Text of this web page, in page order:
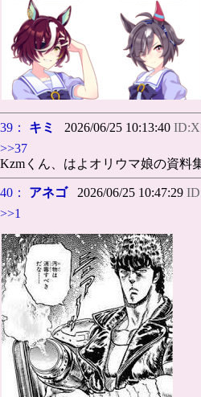
39： キミ 2026/06/25 10:13:40
>>37
Kzmくん、はよオリウマ娘の資料
40： アネゴ2026/06/25 10:47:29
>>1